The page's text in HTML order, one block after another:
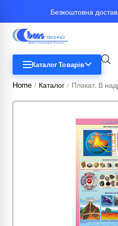
Безкоштовна
Каталог Товарів
Біологія
Географія
Меблі
Home / Каталог / Плакат. В